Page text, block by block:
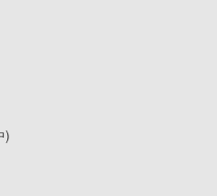
)